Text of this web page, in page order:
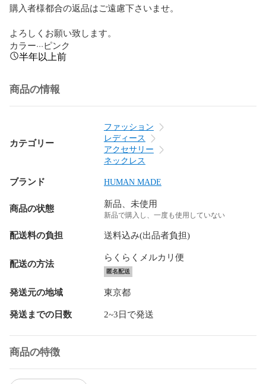
購入者様都合の返品はご遠慮下さいませ。
よろしくお願い致します。
カラー···ピンク
半年以上前
商品の情報
カテゴリー
ファッション
レディース
アクセサリー
ネックレス
ブランド HUMAN MADE
商品の状態 新品、未使用
新品で購入し、一度も使用していない
配送料の負担 送料込み(出品者負担)
配送の方法
らくらくメルカリ便
匿名配送
発送元の地域 東京都
発送までの日数 2~3日で発送
商品の特徴